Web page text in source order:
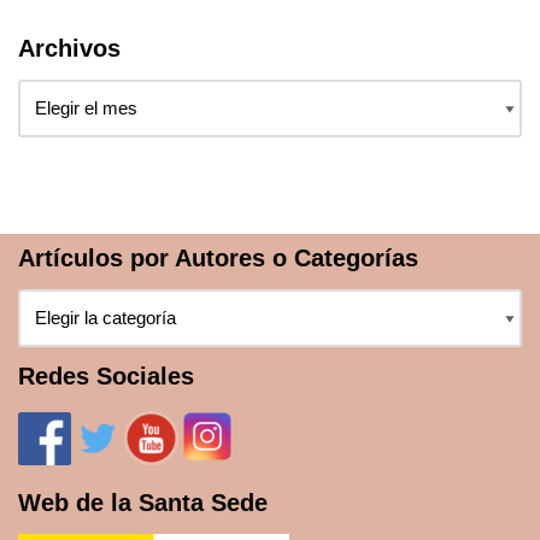
Archivos
Artículos por Autores o Categorías
Redes Sociales
Web de la Santa Sede